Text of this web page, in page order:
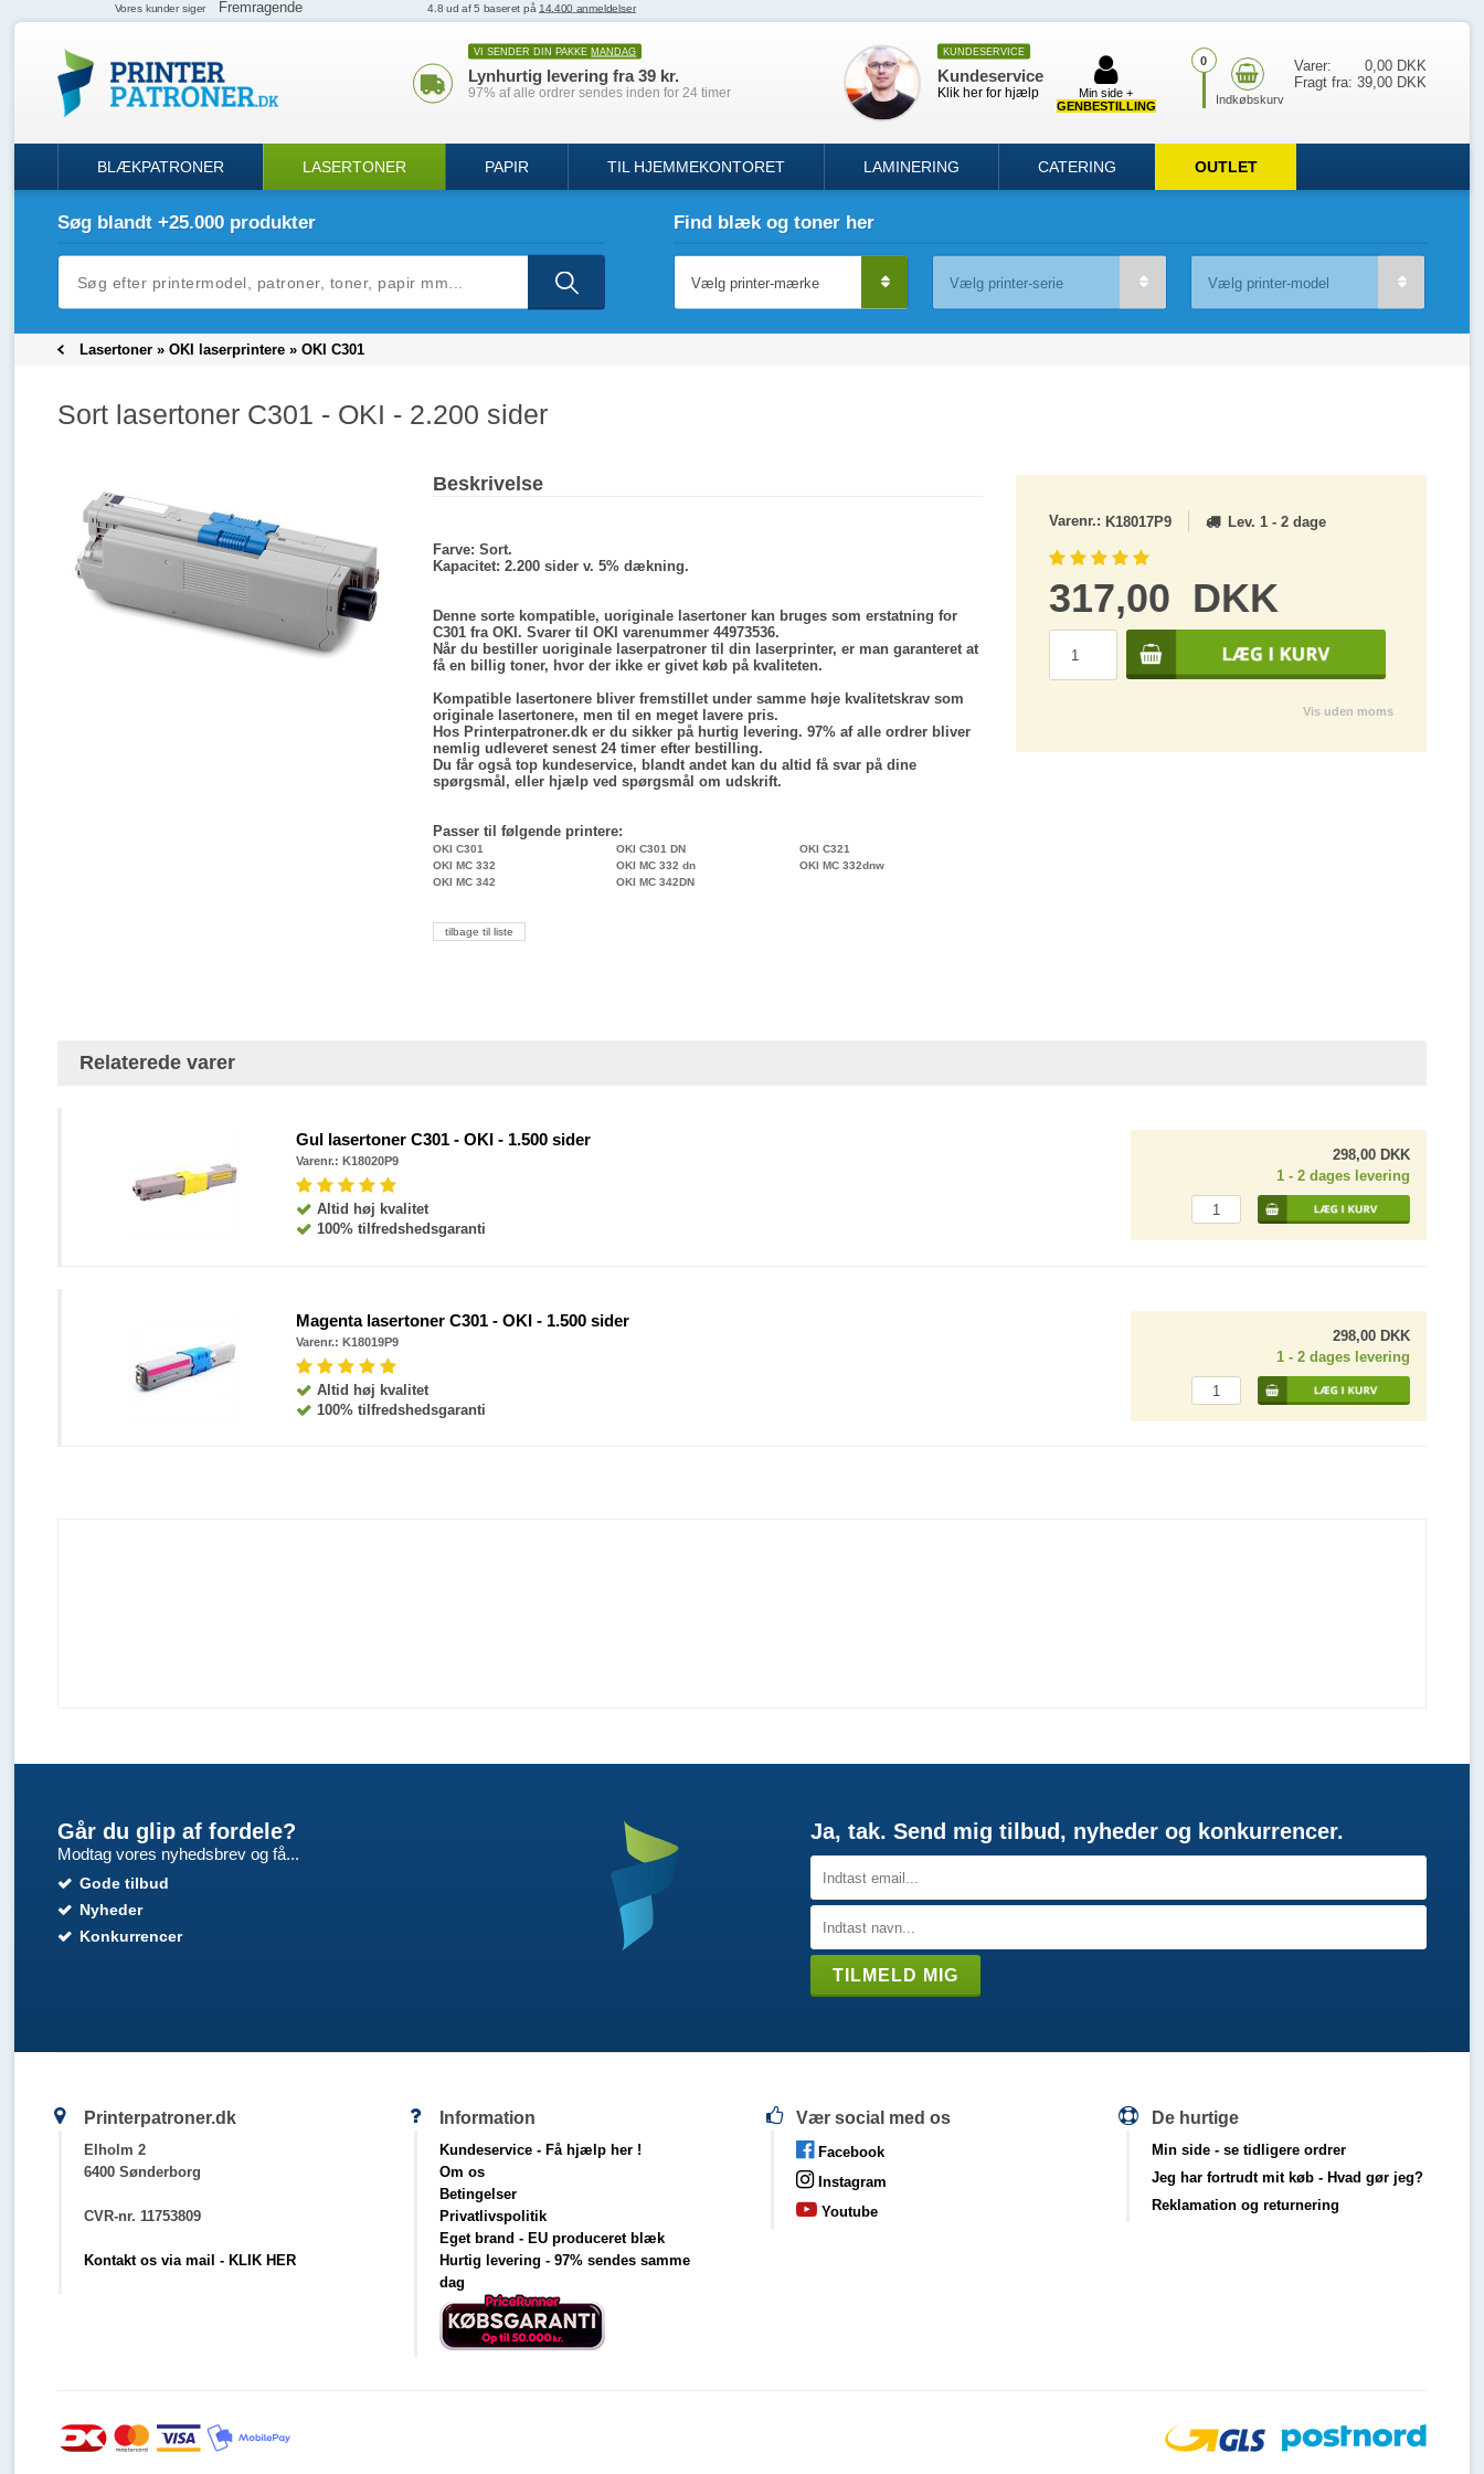
0 Varer:
0,00 DKK
Fragt fra: 39,00 DKK
VI SENDER DIN PAKKE MANDAG
Lynhurtig levering fra 39 kr.
97% af alle ordrer sendes inden for 24 timer
KUNDESERVICE
Kundeservice
Klik her for hjælp
Min side +
GENBESTILLING
BLÆKPATRONER LASERTONER PAPIR TIL HJEMMEKONTORET LAMINERING CATERING OUTLET
Søg blandt +25.000 produkter Find blæk og toner her
Lasertoner» OKI laserprintere» OKI C301
Sort lasertoner C301 - OKI - 2.200 sider
Beskrivelse
Farve: Sort.
Kapacitet: 2.200 sider v. 5% dækning.
Denne sorte kompatible, uoriginale lasertoner kan bruges som erstatning for
C301 fra OKI. Svarer til OKI varenummer 44973536.
Når du bestiller uoriginale laserpatroner til din laserprinter, er man garanteret at
få en billig toner, hvor der ikke er givet køb på kvaliteten.
Kompatible lasertonere bliver fremstillet under samme høje kvalitetskrav som
originale lasertonere, men til en meget lavere pris.
Hos Printerpatroner.dk er du sikker på hurtig levering. 97% af alle ordrer bliver
nemlig udleveret senest 24 timer efter bestilling.
Du får også top kundeservice, blandt andet kan du altid få svar på dine
spørgsmål, eller hjælp ved spørgsmål om udskrift.
Passer til følgende printere:
OKI C301 OKI C301 DN
OKI C321
OKI MC 332
OKI MC 332 dn
OKI MC 332dnw
OKI MC 342
OKI MC 342DN
tilbage til liste
Varenr.: K18017P9 Lev. 1 - 2 dage
317,00 DKK
Vis uden moms
Relaterede varer
Gul lasertoner C301 - OKI - 1.500 sider
Varenr.:K18020P9
Altid høj kvalitet
100% tilfredshedsgaranti
298,00 DKK
1 - 2 dages levering
Magenta lasertoner C301 - OKI - 1.500 sider
Varenr.:K18019P9
Altid høj kvalitet
100% tilfredshedsgaranti
298,00 DKK
1 - 2 dages levering
Går du glip af fordele?
Modtag vores nyhedsbrev og få...
Gode tilbud
Nyheder
Konkurrencer
Ja, tak. Send mig tilbud, nyheder og konkurrencer.
Printerpatroner.dk
Elholm 2
6400 Sønderborg
CVR-nr. 11753809
Kontakt os via mail - KLIK HER
Information
Kundeservice - Få hjælp her !
Om os
Betingelser
Privatlivspolitik
Eget brand - EU produceret blæk
Hurtig levering - 97% sendes samme
dag
Vær social med os
Facebook
Instagram
Youtube
De hurtige
Min side - se tidligere ordrer
Jeg har fortrudt mit køb - Hvad gør jeg?
Reklamation og returnering